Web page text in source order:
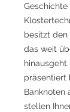
besitzt den
das weit
präsentiert
Banknoten
stellen